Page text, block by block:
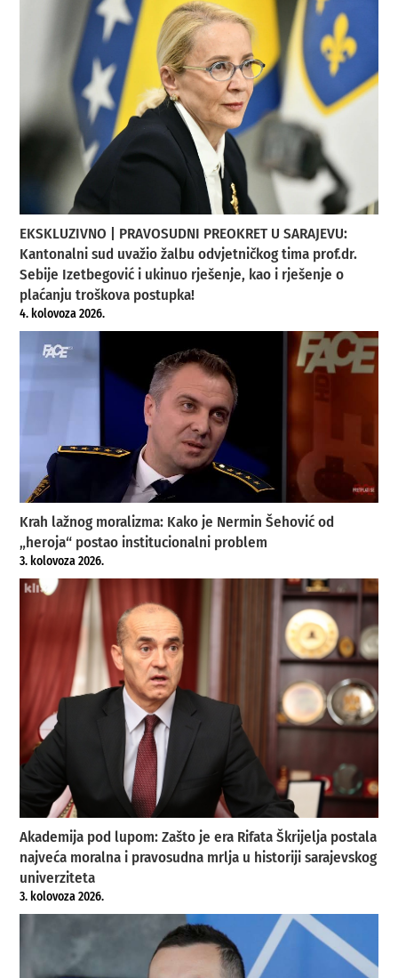
EKSKLUZIVNO | PRAVOSUDNI PREOKRET U SARAJEVU:
Kantonalni sud uvažio žalbu odvjetničkog tima prof.dr.
Sebije Izetbegović i ukinuo rješenje, kao i rješenje o
plaćanju troškova postupka!
4. kolovoza 2026.
Krah lažnog moralizma: Kako je Nermin Šehović od
„heroja“ postao institucionalni problem
3. kolovoza 2026.
Akademija pod lupom: Zašto je era Rifata Škrijelja postala
najveća moralna i pravosudna mrlja u historiji sarajevskog
univerziteta
3. kolovoza 2026.